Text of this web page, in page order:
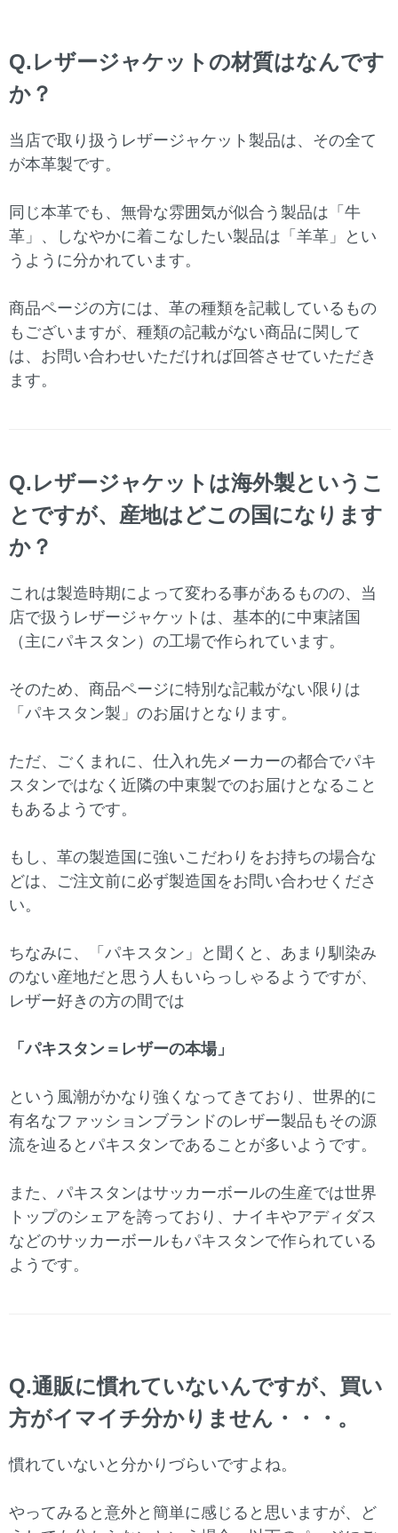
Q.レザージャケットの材質はなんです
か？
当店で取り扱うレザージャケット製品は、その全て
が本革製です。
同じ本革でも、無骨な雰囲気が似合う製品は「牛
革」、しなやかに着こなしたい製品は「羊革」とい
うように分かれています。
商品ページの方には、革の種類を記載しているもの
もございますが、種類の記載がない商品に関して
は、お問い合わせいただければ回答させていただき
ます。
Q.レザージャケットは海外製というこ
とですが、産地はどこの国になります
か？
これは製造時期によって変わる事があるものの、当
店で扱うレザージャケットは、基本的に中東諸国
（主にパキスタン）の工場で作られています。
そのため、商品ページに特別な記載がない限りは
「パキスタン製」のお届けとなります。
ただ、ごくまれに、仕入れ先メーカーの都合でパキ
スタンではなく近隣の中東製でのお届けとなること
もあるようです。
もし、革の製造国に強いこだわりをお持ちの場合な
どは、ご注文前に必ず製造国をお問い合わせくださ
い。
ちなみに、「パキスタン」と聞くと、あまり馴染み
のない産地だと思う人もいらっしゃるようですが、
レザー好きの方の間では
「パキスタン＝レザーの本場」
という風潮がかなり強くなってきており、世界的に
有名なファッションブランドのレザー製品もその源
流を辿るとパキスタンであることが多いようです。
また、パキスタンはサッカーボールの生産では世界
トップのシェアを誇っており、ナイキやアディダス
などのサッカーボールもパキスタンで作られている
ようです。
Q.通販に慣れていないんですが、買い
方がイマイチ分かりません・・・。
慣れていないと分かりづらいですよね。
やってみると意外と簡単に感じると思いますが、ど